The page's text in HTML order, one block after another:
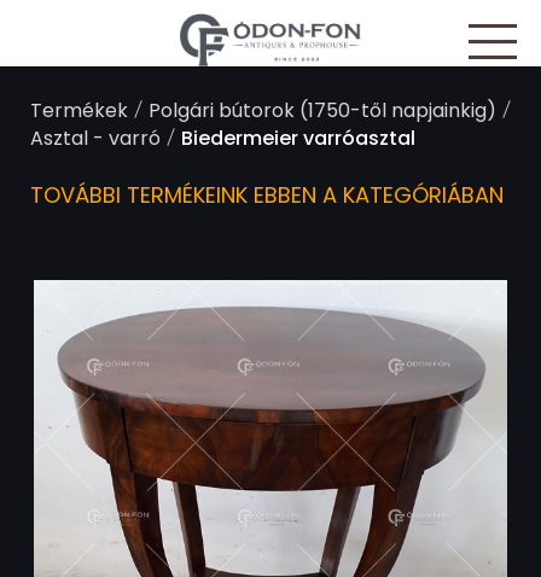
Termékek/ Polgári bútorok (1750-től napjainkig) /
Asztal - varró / Biedermeier varróasztal
TOVÁBBI TERMÉKEINK EBBEN A KATEGÓRIÁBAN